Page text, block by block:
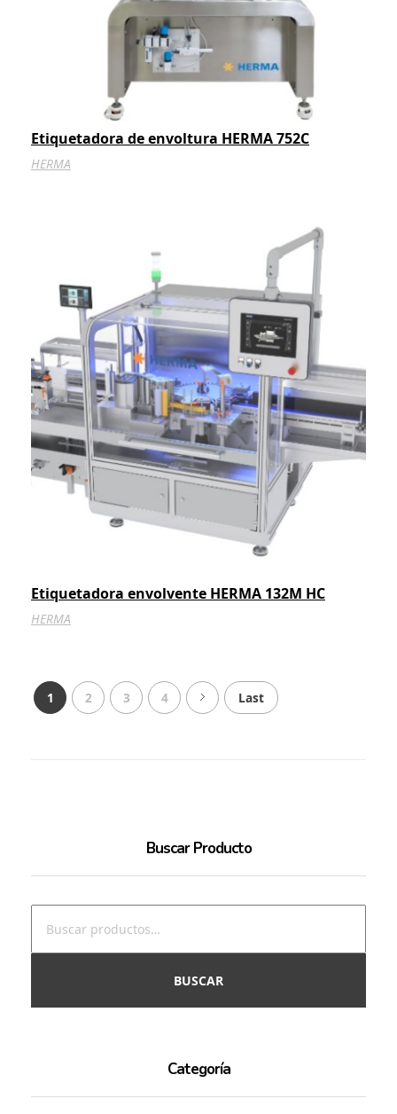
Etiquetadora de envoltura HERMA 752C
HERMA
Etiquetadora envolvente HERMA 132M HC
HERMA
1 2 3 4 Last
Buscar Producto
BUSCAR
Categoría